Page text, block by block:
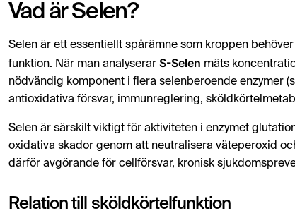
Vad är Selen?
Selen är ett essentiellt spårämne som kroppen
funktion. När man analyserar S-Selen mäts
nödvändig komponent i flera selenberoende enzymer
antioxidativa försvar, immunreglering,
Selen är särskilt viktigt för aktiviteten i enzymet
oxidativa skador genom att neutralisera väteperoxid
därför avgörande för cellförsvar, kronisk
Relation till sköldkörtelfunktion